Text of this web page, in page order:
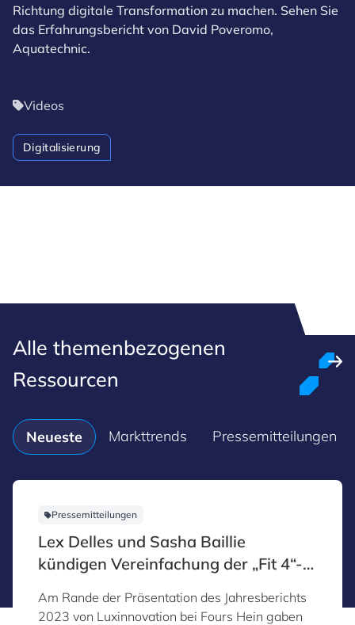
Richtung digitale Transformation zu machen. Sehen Sie
das Erfahrungsbericht von David Poveromo,
Aquatechnic.
Videos
Digitalisierung
Alle themenbezogenen
Ressourcen
Neueste Markttrends Pressemitteilungen
Pressemitteilungen
Lex Delles und Sasha Baillie
kündigen Vereinfachung der „Fit 4“-
künstliche Intelligenz an
Am Rande der Präsentation des Jahresberichts
2023 von Luxinnovation bei Fours Hein gaben